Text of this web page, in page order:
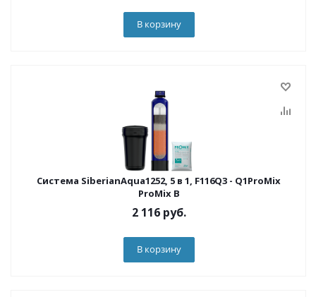
В корзину
Система SiberianAqua1252, 5 в 1, F116Q3 - Q1ProMix
ProMix B
2 116руб.
В корзину